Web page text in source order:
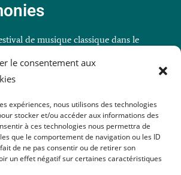
le consentement aux
expériences, nous utilisons des technologies
stocker et/ou accéder aux informations des
à ces technologies nous permettra de
que le comportement de navigation ou les ID
de ne pas consentir ou de retirer son
un effet négatif sur certaines caractéristiques
de musique classique dans le